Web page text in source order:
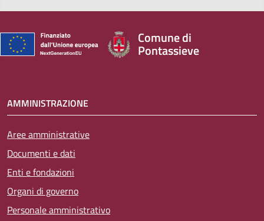
Comune di
Pontassieve
AMMINISTRAZIONE
Aree amministrative
Documenti e dati
Enti e fondazioni
Organi di governo
Personale amministrativo